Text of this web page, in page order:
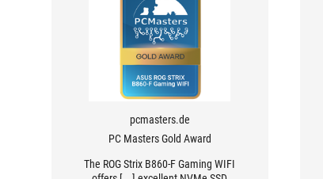
pcmasters.de
PC Masters Gold Award
The ROG Strix B860-F Gaming WIFI